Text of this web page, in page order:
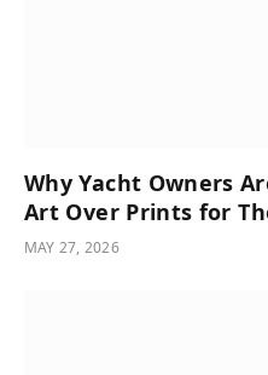
Why Yacht Owners
Art Over Prints for
MAY 27, 2026